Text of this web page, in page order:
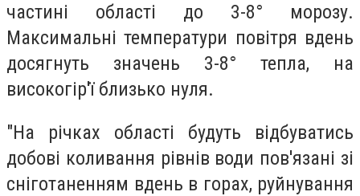
частині області до 3-8° морозу.
Максимальні температури повітря вдень
досягнуть значень 3-8° тепла, на
високогір'ї близько нуля.
"На річках області будуть відбуватись
добові коливання рівнів води пов'язані зі
сніготаненням вдень в горах, руйнування